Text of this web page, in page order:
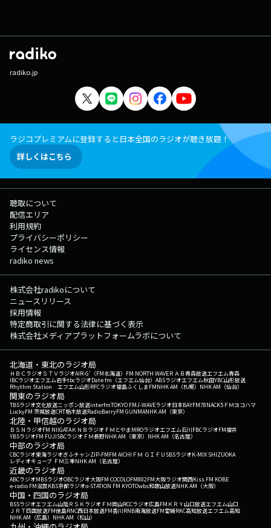
radiko.jp
ラジコプレミアムに登録すると日本全国のラジオが聴き放題！
詳しくはこちら
聴取について
配信エリア
利用規約
プライバシーポリシー
ライセンス情報
radiko news
株式会社radikoについて
ニュースリリース
採用情報
特定商取引に関する法律に基づく表示
株式会社メディアプラットフォームラボについて
北海道・東北のラジオ局
ＨＢＣラジオＳＴＶラジオAIR-G'（FM北海道） FM NORTH WAVEＲＡＢ青森放送エフエム青森
IBCラジオエフエム岩手tbcラジオDate fm（エフエム仙台） ABSラジオエフエム秋田YBC山形放送
Rhythm Station エフエム山形RFCラジオ福島ふくしまFMNHK AM（札幌） NHK AM（仙台）
関東のラジオ局
TBSラジオ文化放送ニッポン放送interfmTOKYO FMJ-WAVEラジオ日本BAYFM78NACK5 ＦＭヨコハマ
LuckyFM 茨城放送CRT栃木放送RadioBerryFM GUNMANHK AM（東京）
北陸・甲信越のラジオ局
ＢＳＮラジオFM NIIGATAＫＮＢラジオ ＦＭとやまMROラジオエフエム石川FBCラジオFM福井
YBSラジオFM FUJISBCラジオ ＦＭ長野NHK AM（東京） NHK AM（名古屋）
中部のラジオ局
CBCラジオ東海ラジオぎふチャンZIP-FMFM AICHI ＦＭ ＧＩＦＵ SBSラジオK-MIX SHIZUOKA
レディオキューブ ＦＭ三重NHK AM（名古屋）
近畿のラジオ局
ABCラジオMBSラジオOBCラジオ大阪FM COCOLOFM802FM大阪ラジオ関西Kiss FM KOBE
e-radio FM滋賀KBS京都ラジオα-STATION FM KYOTOwbs和歌山放送NHK AM（大阪）
中国・四国のラジオ局
BSSラジオエフエム山陰ＲＳＫラジオ ＦＭ岡山RCCラジオ広島FM ＫＲＹ山口放送エフエム山口
ＪＲＴ四国放送FM徳島RNC西日本放送FM香川RNB南海放送FM愛媛RKC高知放送エフエム高知
NHK AM（広島） NHK AM（松山）